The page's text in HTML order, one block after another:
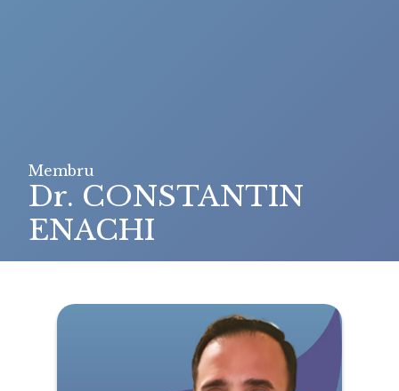
Membru
Dr. CONSTANTIN
ENACHI